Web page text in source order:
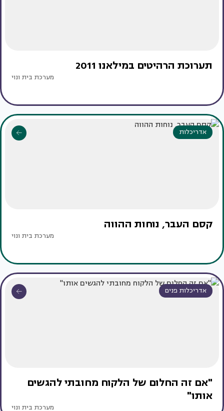
תערוכת הרהיטים במילאנו 2011
מערכת בית ונוי
אדריכלות
קסם העבר, נוחות ההווה
מערכת בית ונוי
אדריכלות פנים
"אם זה החלום של הלקוח מחובתי להגשים
אותו"
מערכת בית ונוי